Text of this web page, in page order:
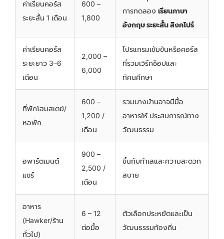
ค่าเรียนคอร์ส
ระยะสั้น 1 เดือน
600 –
1,800
การทดลอง เรียนภาษา
อังกฤษ ระยะสั้น สิงคโปร์
ค่าเรียนคอร์ส
ระยะยาว 3–6
เดือน
2,000 –
6,000
โปรแกรมเข้มข้นหรือคอร์ส
ที่รวมเวิร์กช็อปและ
ทัศนศึกษา
ที่พักโฮมสเตย์/
หอพัก
600 –
1,200 /
เดือน
รวมบางบ้านอาจมีมื้อ
อาหารให้ ประสบการณ์ทาง
วัฒนธรรม
อพาร์ตเมนต์
แชร์
900 –
2,500 /
เดือน
ขึ้นกับทำเลและความสะดวก
สบาย
อาหาร
(hawker/ร้าน
ทั่วไป)
6 – 12
ต่อมื้อ
ตัวเลือกประหยัดและเป็น
วัฒนธรรมท้องถิ่น